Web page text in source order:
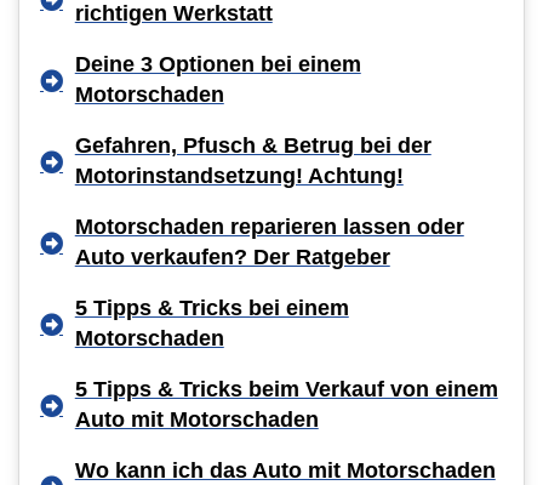
richtigen Werkstatt
Deine 3 Optionen bei einem
Motorschaden
Gefahren, Pfusch & Betrug bei der
Motorinstandsetzung! Achtung!
Motorschaden reparieren lassen oder
Auto verkaufen? Der Ratgeber
5 Tipps & Tricks bei einem
Motorschaden
5 Tipps & Tricks beim Verkauf von einem
Auto mit Motorschaden
Wo kann ich das Auto mit Motorschaden